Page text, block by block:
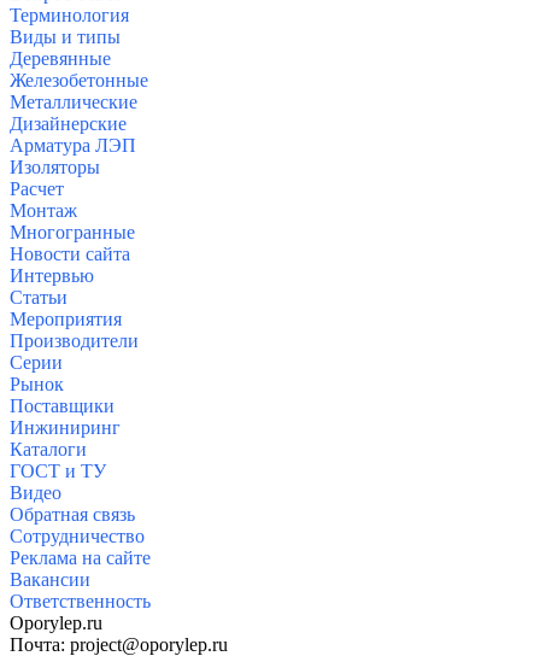
Терминология
Виды и типы
Деревянные
Железобетонные
Металлические
Дизайнерские
Арматура ЛЭП
Изоляторы
Расчет
Монтаж
Многогранные
Новости сайта
Интервью
Статьи
Мероприятия
Производители
Серии
Рынок
Поставщики
Инжиниринг
Каталоги
ГОСТ и ТУ
Видео
Обратная связь
Сотрудничество
Реклама на сайте
Вакансии
Ответственность
Oporylep.ru
Почта: project@oporylep.ru